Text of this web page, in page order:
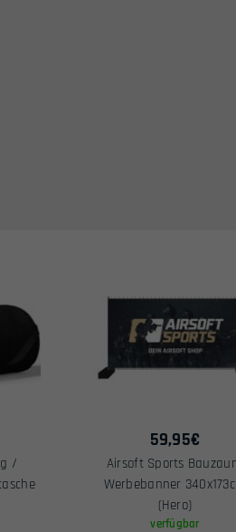
/
59,95€
Airsoft Sports
Werbebanner
(Hero)
verfügbar